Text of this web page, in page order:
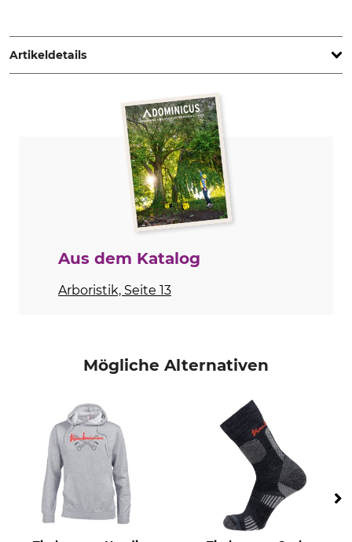
www.grube.de
Artikeldetails
Produkttyp
T-Shirt
Oberstoff
85% Baumwolle
15% Viskose
Bleichen
Nicht bleichen
Trocknen
Bügeln
Konfektionsgröße
Aus dem Katalog
Arboristik, Seite 13
Mögliche Alternativen